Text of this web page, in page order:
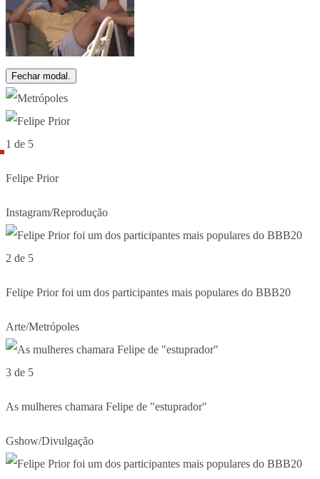
Fechar modal.
1 de 5
Felipe Prior
Instagram/Reprodução
2 de 5
Felipe Prior foi um dos participantes mais populares do BBB20
Arte/Metrópoles
3 de 5
As mulheres chamara Felipe de "estuprador"
Gshow/Divulgação